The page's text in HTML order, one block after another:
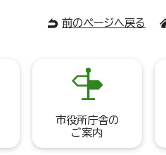
前のページへ戻る
市役所庁舎の
ご案内